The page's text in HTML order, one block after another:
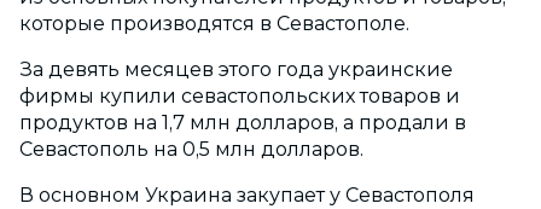
которые производятся в Севастополе.
За девять месяцев этого года украинские
фирмы купили севастопольских товаров и
продуктов на 1,7 млн долларов, а продали в
Севастополь на 0,5 млн долларов.
В основном Украина закупает у Севастополя